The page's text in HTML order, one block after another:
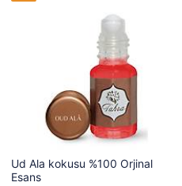
Ud Ala kokusu %100 Orjinal
Esans